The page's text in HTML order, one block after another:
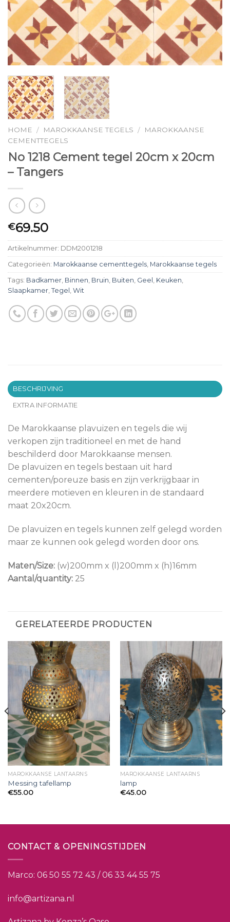
HOME / MAROKKAANSE TEGELS /
MAROKKAANSE
CEMENTTEGELS
No 1218 Cement tegel 20cm x 20cm
– Tangers
€69.50
Artikelnummer: DDM2001218
Categorieën: Marokkaanse cementtegels, Marokkaanse tegels
Tags: Badkamer, Binnen, Bruin, Buiten, Geel , Keuken,
Slaapkamer, Tegel , Wit
BESCHRIJVING
EXTRA INFORMATIE
De Marokkaanse plavuizen en tegels die wij
verkopen zijn traditioneel en met de hand
beschilderd door Marokkaanse mensen.
De plavuizen en tegels bestaan uit hard
cementen/poreuze basis en zijn verkrijgbaar in
meerdere motieven en kleuren in de standaard
maat 20x20cm.
De plavuizen en tegels kunnen zelf gelegd worden
maar ze kunnen ook gelegd worden door ons.
Maten/Size: (w)200mm x (l)200mm x (h)16mm
Aantal/quantity: 25
GERELATEERDE PRODUCTEN
MAROKKAANSE LANTAARNS
Messing tafellamp
€55.00
MAROKKAANSE LANTAARNS
lamp
€45.00
CONTACT & OPENINGSTIJDEN
Marco: 06 50 55 72 43 / 06 33 44 55 75
info@artizana.nl